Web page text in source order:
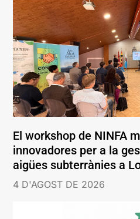
El workshop de NINFA
innovadores per a la
aigües subterrànies a
4 D'AGOST DE 2026